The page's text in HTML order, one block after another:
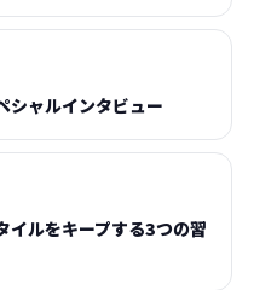
シャルインタビュー
イルをキープする3つの習